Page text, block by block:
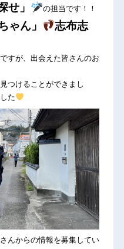
せ」 の担当です！！
ゃん」
志布志
すが、出会えた皆さんのお
つけることができまし
た
んからの情報を募集してい